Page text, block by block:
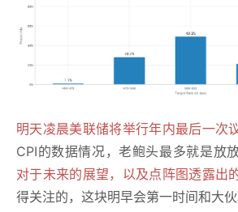
明天凌晨美联储将举行年内最后一次
CPI的数据情况，老鲍头最多就是放放
对于未来的展望，以及点阵图透露出
得关注的，这块明早会第一时间和大